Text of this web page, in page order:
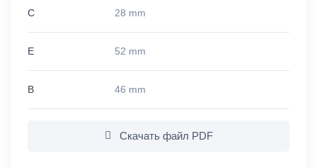
C 28 mm
E 52 mm
B 46 mm
Скачать файл PDF